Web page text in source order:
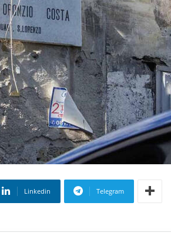
Linkedin Telegram